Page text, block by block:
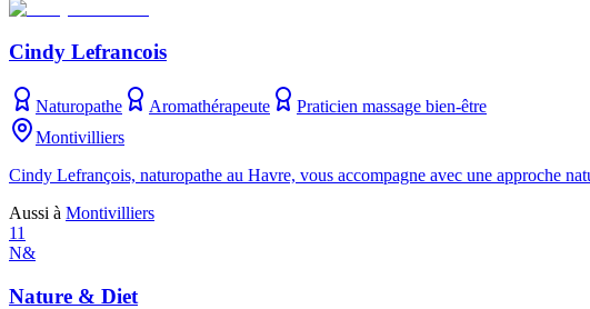
Cindy Lefrancois
Naturopathe Aromathérapeute
Praticien massage bien-être
Montivilliers
Cindy Lefrançois, naturopathe au Havre, vous accompagne avec une approche
Aussi à Montivilliers
11
N&
Nature & Diet